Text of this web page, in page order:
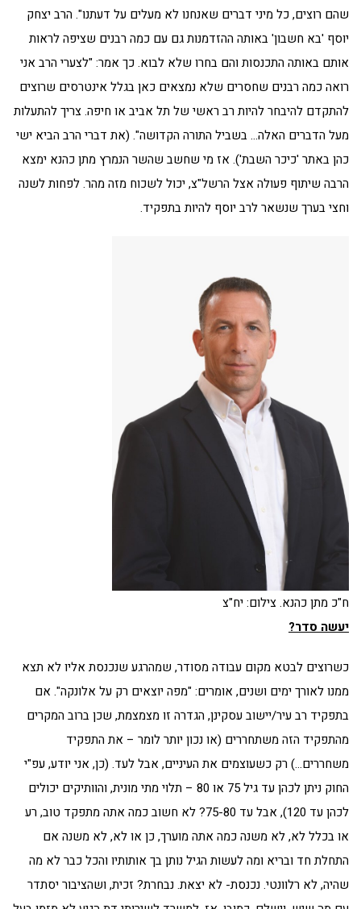
שהם רוצים, כל מיני דברים שאנחנו לא מעלים על דעתנו". הרב יצחק
יוסף 'בא חשבון' באותה ההזדמנות גם עם כמה רבנים שציפה לראות
אותם באותה התכנסות והם בחרו שלא לבוא. כך אמר: "לצערי הרב אני
רואה כמה רבנים שחסרים שלא נמצאים כאן בגלל אינטרסים שרוצים
להתקדם להיבחר להיות רב ראשי של תל אביב או חיפה. צריך להתעלות
מעל הדברים האלה… בשביל התורה הקדושה". (את דברי הרב הביא ישי
כהן באתר 'כיכר השבת'). אז מי שחשב שהשר הנמרץ מתן כהנא ימצא
הרבה שיתוף פעולה אצל הרשל"צ, יכול לשכוח מזה מהר. לפחות לשנה
וחצי בערך שנשאר לרב יוסף להיות בתפקיד.
ח"כ מתן כהנא. צילום: יח"צ
יעשה סדר?
כשרוצים לבטא מקום עבודה מסודר, שמהרגע שנכנסת אליו לא תצא
ממנו לאורך ימים ושנים, אומרים: "מפה יוצאים רק על אלונקה". אם
בתפקיד רב עיר/יישוב עסקינן, הגדרה זו מצמצמת, שכן ברוב המקרים
מהתפקיד הזה משתחררים (או נכון יותר לומר – את התפקיד
משחררים…) רק כשעוצמים את העיניים, אבל לעד. (כן, אני יודע, עפ"י
החוק ניתן לכהן עד גיל 75 או 80 – תלוי מתי מונית, והוותיקים יכולים
לכהן עד 120), אבל עד 75-80? לא חשוב כמה אתה מתפקד טוב, רע
או בכלל לא, לא משנה כמה אתה מוערך, כן או לא, לא משנה אם
התחלת חד ובריא ומה לעשות הגיל נותן בך אותותיו והכל כבר לא מה
שהיה, לא רלוונטי. נכנסת- לא יצאת. נבחרת? זכית, ושהציבור יסתדר